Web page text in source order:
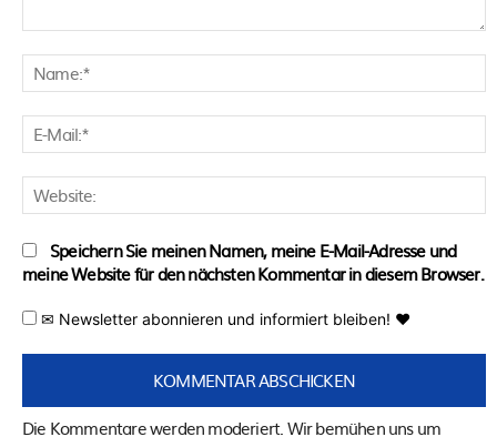
Speichern Sie meinen Namen, meine E-Mail-Adresse und
meine Website für den nächsten Kommentar in diesem Browser.
✉ Newsletter abonnieren und informiert bleiben! ♥
Die Kommentare werden moderiert. Wir bemühen uns um